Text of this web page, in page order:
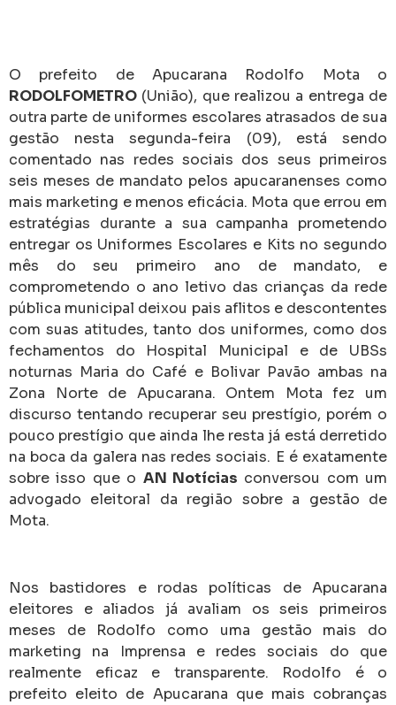
O prefeito de Apucarana Rodolfo Mota o
RODOLFOMETRO (União), que realizou a entrega de
outra parte de uniformes escolares atrasados de sua
gestão nesta segunda-feira (09), está sendo
comentado nas redes sociais dos seus primeiros
seis meses de mandato pelos apucaranenses como
mais marketing e menos eficácia. Mota que errou em
estratégias durante a sua campanha prometendo
entregar os Uniformes Escolares e Kits no segundo
mês do seu primeiro ano de mandato, e
comprometendo o ano letivo das crianças da rede
pública municipal deixou pais aflitos e descontentes
com suas atitudes, tanto dos uniformes, como dos
fechamentos do Hospital Municipal e de UBSs
noturnas Maria do Café e Bolivar Pavão ambas na
Zona Norte de Apucarana. Ontem Mota fez um
discurso tentando recuperar seu prestígio, porém o
pouco prestígio que ainda lhe resta já está derretido
na boca da galera nas redes sociais. E é exatamente
sobre isso que o AN Notícias conversou com um
advogado eleitoral da região sobre a gestão de
Mota.
Nos bastidores e rodas políticas de Apucarana
eleitores e aliados já avaliam os seis primeiros
meses de Rodolfo como uma gestão mais do
marketing na Imprensa e redes sociais do que
realmente eficaz e transparente. Rodolfo é o
prefeito eleito de Apucarana que mais cobranças